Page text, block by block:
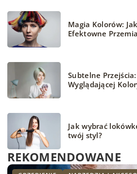
Magia Kolorów:
Efektowne
Subtelne
Wyglądającej
Jak wybrać
twój styl?
REKOMENDOWANE